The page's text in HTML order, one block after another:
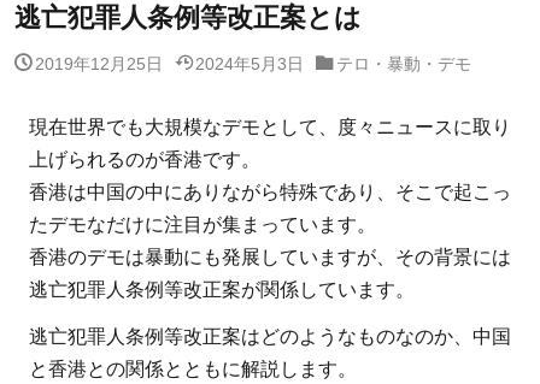
逃亡犯罪人条例等改正案とは
2019年12月25日 2024年5月3日 テロ・暴動・デモ
現在世界でも大規模なデモとして、度々ニュースに取り
上げられるのが香港です。
香港は中国の中にありながら特殊であり、そこで起こっ
たデモなだけに注目が集まっています。
香港のデモは暴動にも発展していますが、その背景には
逃亡犯罪人条例等改正案が関係しています。
逃亡犯罪人条例等改正案はどのようなものなのか、中国
と香港との関係とともに解説します。